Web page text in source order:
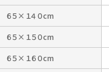
６５×１４０cm
６５×１５０cm
６５×１６０cm